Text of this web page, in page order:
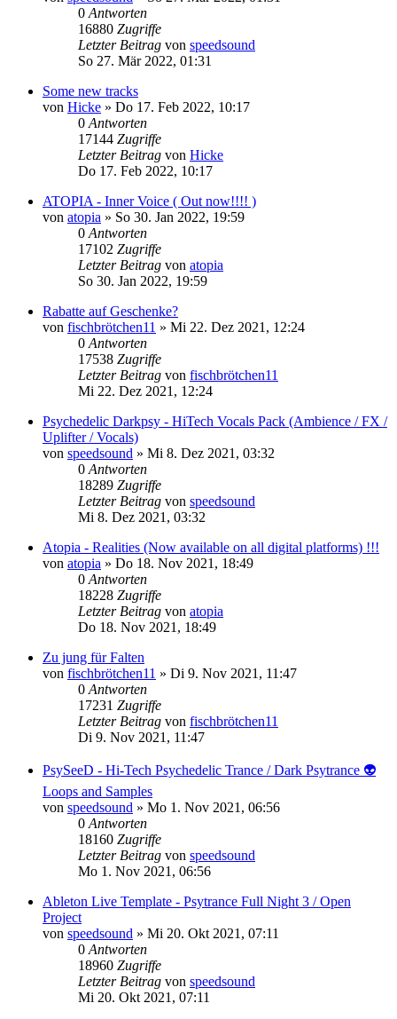
0 Antworten
16880 Zugriffe
Letzter Beitrag von speedsound
So 27. Mär 2022, 01:31
Some new tracks
von Hicke » Do 17. Feb 2022, 10:17
0 Antworten
17144 Zugriffe
Letzter Beitrag von Hicke
Do 17. Feb 2022, 10:17
ATOPIA - Inner Voice ( Out now!!!! )
von atopia » So 30. Jan 2022, 19:59
0 Antworten
17102 Zugriffe
Letzter Beitrag von atopia
So 30. Jan 2022, 19:59
Rabatte auf Geschenke?
von fischbrötchen11 » Mi 22. Dez 2021, 12:24
0 Antworten
17538 Zugriffe
Letzter Beitrag von fischbrötchen11
Mi 22. Dez 2021, 12:24
Psychedelic Darkpsy - HiTech Vocals Pack (Ambience / FX /
Uplifter / Vocals)
von speedsound » Mi 8. Dez 2021, 03:32
0 Antworten
18289 Zugriffe
Letzter Beitrag von speedsound
Mi 8. Dez 2021, 03:32
Atopia - Realities (Now available on all digital platforms) !!!
von atopia » Do 18. Nov 2021, 18:49
0 Antworten
18228 Zugriffe
Letzter Beitrag von atopia
Do 18. Nov 2021, 18:49
Zu jung für Falten
von fischbrötchen11 » Di 9. Nov 2021, 11:47
0 Antworten
17231 Zugriffe
Letzter Beitrag von fischbrötchen11
Di 9. Nov 2021, 11:47
PsySeeD - Hi-Tech Psychedelic Trance / Dark Psytrance 👽
Loops and Samples
von speedsound » Mo 1. Nov 2021, 06:56
0 Antworten
18160 Zugriffe
Letzter Beitrag von speedsound
Mo 1. Nov 2021, 06:56
Ableton Live Template - Psytrance Full Night 3 / Open
Project
von speedsound » Mi 20. Okt 2021, 07:11
0 Antworten
18960 Zugriffe
Letzter Beitrag von speedsound
Mi 20. Okt 2021, 07:11